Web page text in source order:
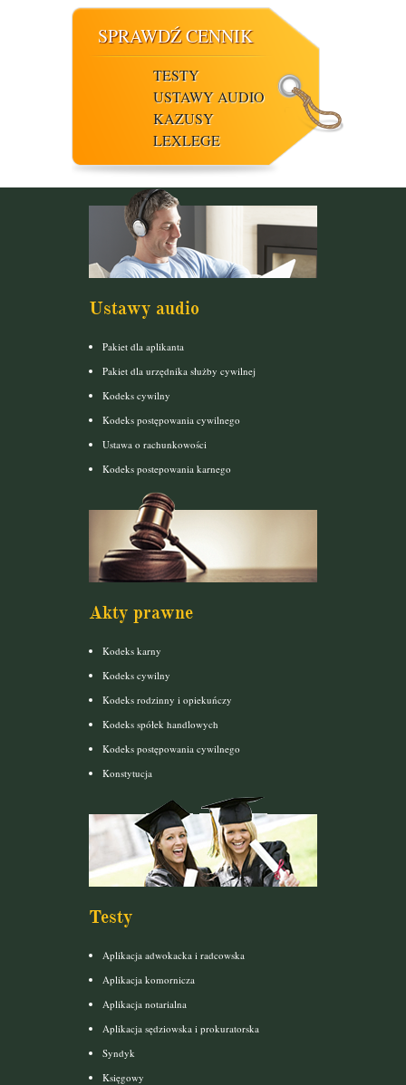
SPRAWDŹ CENNIK
TESTY
USTAWY AUDIO
KAZUSY
LEXLEGE
Ustawy audio
Pakiet dla aplikanta
Pakiet dla urzędnika służby cywilnej
Kodeks cywilny
Kodeks postępowania cywilnego
Ustawa o rachunkowości
Kodeks postepowania karnego
Akty prawne
Kodeks karny
Kodeks cywilny
Kodeks rodzinny i opiekuńczy
Kodeks spółek handlowych
Kodeks postępowania cywilnego
Konstytucja
Testy
Aplikacja adwokacka i radcowska
Aplikacja komornicza
Aplikacja notarialna
Aplikacja sędziowska i prokuratorska
Syndyk
Księgowy